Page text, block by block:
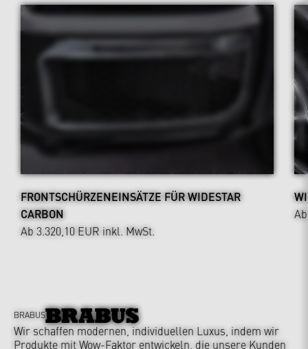
FRONTSCHÜRZENEINSÄTZE FÜR WIDESTAR
CARBON
Ab 3.320,10 EUR inkl. MwSt.
BRABUS
Wir schaffen modernen, individuellen Luxus, indem wir
Produkte mit Wow-Faktor entwickeln, die unsere Kunden